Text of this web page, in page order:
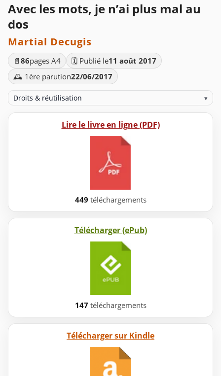
Avec les mots, je n’ai plus mal au
dos
Martial Decugis
📄 86pages A4 🗓️ Publié le11 août 2017
🕰️ 1ère parution22/06/2017
Droits & réutilisation ▾
Lire le livre en ligne (PDF)
449 téléchargements
Télécharger (ePub)
147 téléchargements
Télécharger sur Kindle